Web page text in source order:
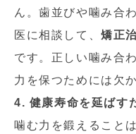
ん。歯並びや噛み合
医に相談して、矯正
です。正しい噛み合
力を保つためには欠
4. 健康寿命を延ばす
噛む力を鍛えることは